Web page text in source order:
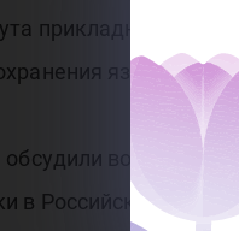
прикладных
языков и
обсудили вопросы
в Российской